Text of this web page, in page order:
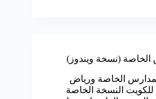
الخاصة (نسخة ويندوز)
الخاصة ورياض
للكويت النسخة الخاصة